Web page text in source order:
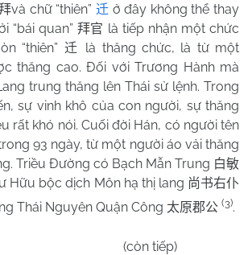
và chữ “thiên” 迁 ở đây không thể thay
“bái quan” 拜官 là tiếp nhận một chức
“thiên” 迁
là thăng chức, là từ một
thăng cao. Đối với Trương Hành mà
trung thăng lên Thái sử lệnh. Trong
sự vinh khô của con người, sự thăng
rất khó nói. Cuối đời Hán, có người tên
93 ngày, từ một người áo vải thăng
Triều Đường có Bạch Mẫn Trung 白敏
Hữu bộc dịch Môn hạ thị lang 尚书右仆
Thái Nguyên Quận Công 太原郡公 (3).
(còn tiếp)